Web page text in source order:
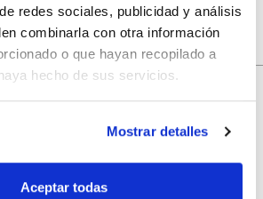
redes sociales, publicidad y análisis
combinarla con otra información
o que hayan recopilado a
hecho de sus servicios.
Mostrar detalles
Aceptar todas
de descuento
primera compra.